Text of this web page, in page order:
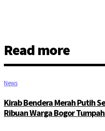
Read more
News
Kirab Bendera Merah Putih
Ribuan Warga Bogor